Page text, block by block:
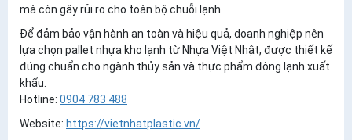
mà còn gây rủi ro cho toàn bộ chuỗi lạnh.
Để đảm bảo vận hành an toàn và hiệu quả, doanh nghiệp nên
lựa chọn pallet nhựa kho lạnh từ Nhựa Việt Nhật, được thiết kế
đúng chuẩn cho ngành thủy sản và thực phẩm đông lạnh xuất
khẩu.
Hotline: 0904 783 488
Website: https://vietnhatplastic.vn/